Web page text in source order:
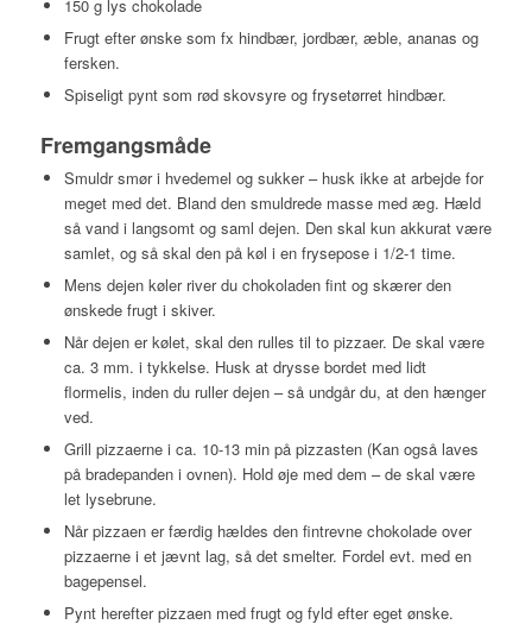
150 g lys chokolade
Frugt efter ønske som fx hindbær, jordbær, æble, ananas og
fersken.
Spiseligt pynt som rød skovsyre og frysetørret hindbær.
Fremgangsmåde
Smuldr smør i hvedemel og sukker – husk ikke at arbejde for
meget med det. Bland den smuldrede masse med æg. Hæld
så vand i langsomt og saml dejen. Den skal kun akkurat være
samlet, og så skal den på køl i en frysepose i 1/2-1 time.
Mens dejen køler river du chokoladen fint og skærer den
ønskede frugt i skiver.
Når dejen er kølet, skal den rulles til to pizzaer. De skal være
ca. 3 mm. i tykkelse. Husk at drysse bordet med lidt
flormelis, inden du ruller dejen – så undgår du, at den hænger
ved.
Grill pizzaerne i ca. 10-13 min på pizzasten (Kan også laves
på bradepanden i ovnen). Hold øje med dem – de skal være
let lysebrune.
Når pizzaen er færdig hældes den fintrevne chokolade over
pizzaerne i et jævnt lag, så det smelter. Fordel evt. med en
bagepensel.
Pynt herefter pizzaen med frugt og fyld efter eget ønske.